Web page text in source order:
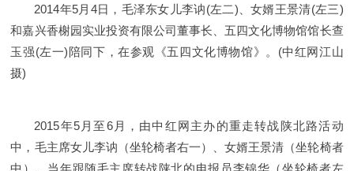
2014年5月4日，毛泽东女儿李讷(左二)、女婿王景清(左三)
和嘉兴香榭园实业投资有限公司董事长、五四文化博物馆馆长查
玉强(左一)陪同下，在参观《五四文化博物馆》。(中红网江山
摄)
2015年5月至6月，由中红网主办的重走转战陕北路活动
中，毛主席女儿李讷（坐轮椅者右一）、女婿王景清（坐轮椅者
中）、当年跟随毛主席转战陕北的电报员李锦华（坐轮椅者左